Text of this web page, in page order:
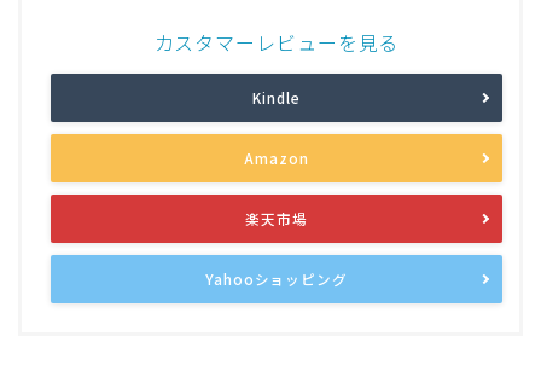
カスタマーレビューを見る
Kindle
Amazon
楽天市場
Yahooショッピング